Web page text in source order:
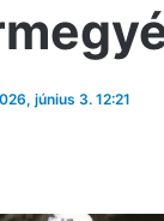
június 3. 12:21